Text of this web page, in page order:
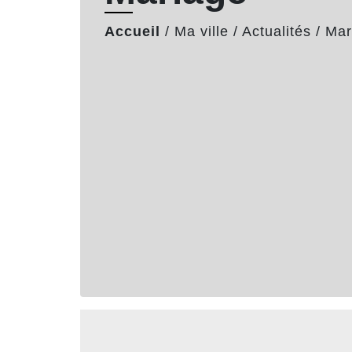
Accueil / Ma ville / Actualités /